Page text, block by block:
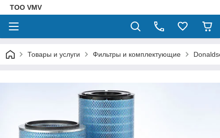
ТОО VMV
Товары и услуги Фильтры и комплектующие